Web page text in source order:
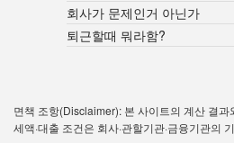
회사가 문제인거 아닌가
퇴근할때 뭐라함?
면책 조항(Disclaimer): 본 사이트의 계산 결과
세액·대출 조건은 회사·관할기관·금융기관의